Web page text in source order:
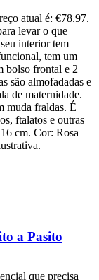
atual é: €78.97.
levar o que
interior tem
tem um
bolso frontal e 2
são almofadadas e
de maternidade.
muda fraldas. É
ftalatos e outras
cm. Cor: Rosa
ilustrativa.
a Pasito
que precisa